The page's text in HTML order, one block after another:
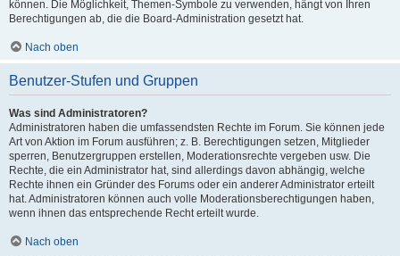
können. Die Möglichkeit, Themen-Symbole zu verwenden, hängt von Ihren
Berechtigungen ab, die die Board-Administration gesetzt hat.
Nach oben
Benutzer-Stufen und Gruppen
Was sind Administratoren?
Administratoren haben die umfassendsten Rechte im Forum. Sie können jede
Art von Aktion im Forum ausführen; z. B. Berechtigungen setzen, Mitglieder
sperren, Benutzergruppen erstellen, Moderationsrechte vergeben usw. Die
Rechte, die ein Administrator hat, sind allerdings davon abhängig, welche
Rechte ihnen ein Gründer des Forums oder ein anderer Administrator erteilt
hat. Administratoren können auch volle Moderationsberechtigungen haben,
wenn ihnen das entsprechende Recht erteilt wurde.
Nach oben